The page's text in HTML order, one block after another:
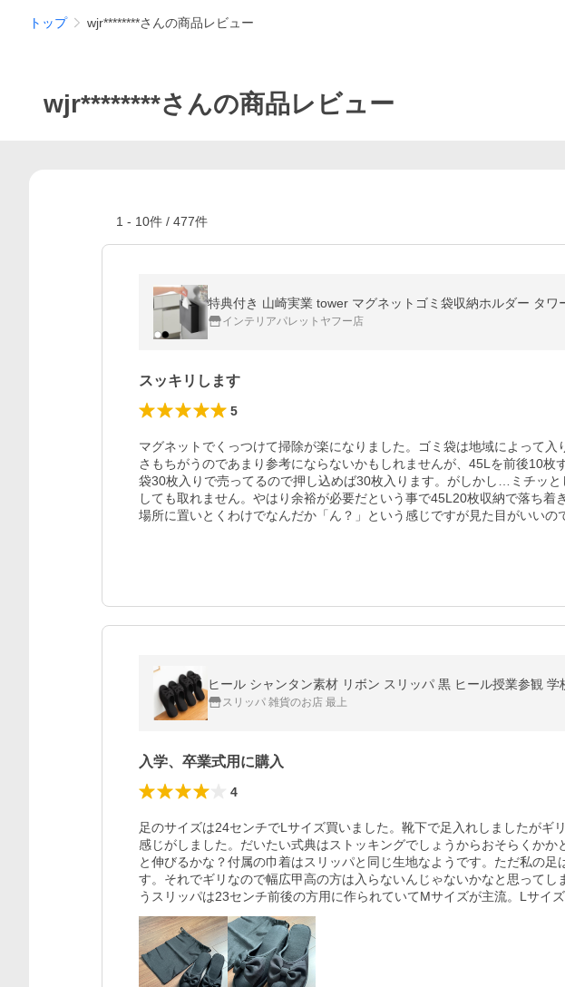
トップ wjr********さんの商品レビュー
wjr********さんの商品レビュー
1 - 10件 / 477件
特典付き 山崎実業 tower マグネットゴミ袋収納ホルダー タ
インテリアパレットヤフー店
スッキリします
5
マグネットでくっつけて掃除が楽になりました。ゴミ袋は地域によって入
さもちがうのであまり参考にならないかもしれませんが、45Lを前後10枚
袋30枚入りで売ってるので押し込めば30枚入ります。がしかし…ミチッと
しても取れません。やはり余裕が必要だという事で45L20枚収納で落ち着
場所に置いとくわけでなんだか「ん？」という感じですが見た目がいいの
ヒール シャンタン素材 リボン スリッパ 黒 ヒール授業参観
スリッパ 雑貨のお店 最上
入学、卒業式用に購入
4
足のサイズは24センチでLサイズ買いました。靴下で足入れしましたがギ
感じがしました。だいたい式典はストッキングでしょうからおそらくかか
と伸びるかな？付属の巾着はスリッパと同じ生地なようです。ただ私の足
す。それでギリなので幅広甲高の方は入らないんじゃないかなと思ってし
うスリッパは23センチ前後の方用に作られていてMサイズが主流。Lサイ